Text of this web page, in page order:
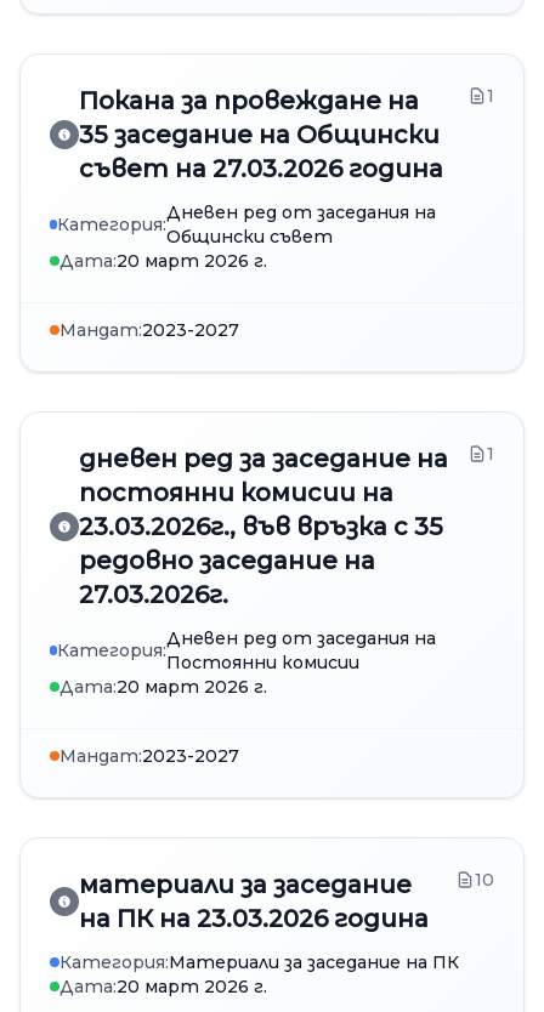
Покана за провеждане на
35 заседание на Общински
съвет на 27.03.2026 година
1
Категория:
Дневен ред от заседания на
Общински съвет
Дата:20 март 2026 г.
Мандат:2023-2027
дневен ред за заседание на
постоянни комисии на
23.03.2026г., във връзка с 35
редовно заседание на
27.03.2026г.
1
Категория:
Дневен ред от заседания на
Постоянни комисии
Дата:20 март 2026 г.
Мандат:2023-2027
материали за заседание
на ПК на 23.03.2026 година
10
Категория:Материали за заседание на ПК
Дата:20 март 2026 г.